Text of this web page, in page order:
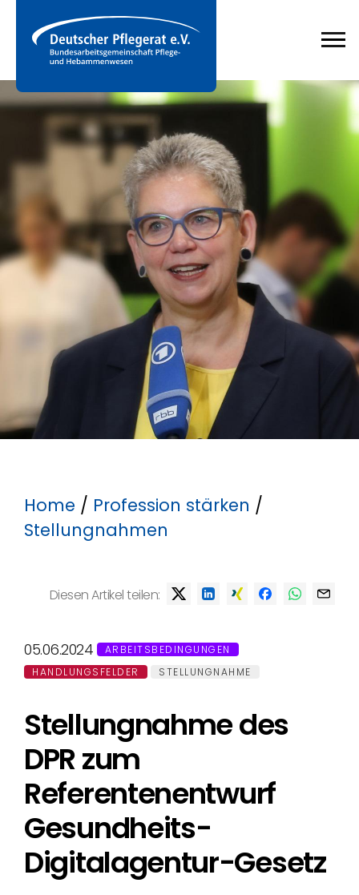
Home / Profession stärken /
Stellungnahmen
Diesen Artikel teilen:
05.06.2024
ARBEITSBEDINGUNGEN
HANDLUNGSFELDER
STELLUNGNAHME
Stellungnahme des
DPR zum
Referentenentwurf
Gesundheits-
Digitalagentur-Gesetz